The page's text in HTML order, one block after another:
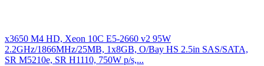
x3650 M4 HD, Xeon 10C E5-2660 v2 95W
2.2GHz/1866MHz/25MB, 1x8GB, O/Bay HS 2.5in SAS/SATA,
SR M5210e, SR H1110, 750W p/s,...